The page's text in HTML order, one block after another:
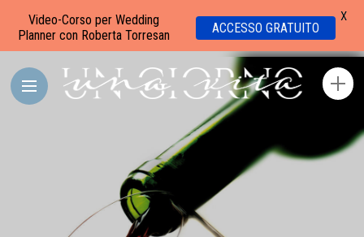
Video-Corso per Wedding
Planner con Roberta Torresan
ACCESSO GRATUITO
X